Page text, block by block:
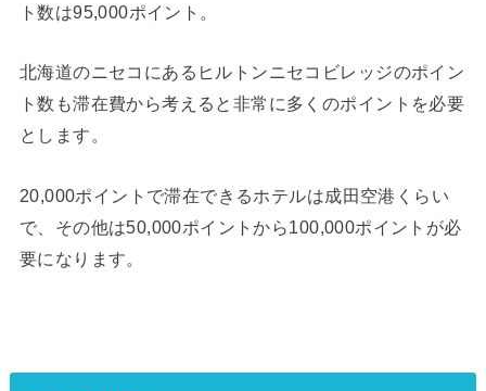
ト数は95,000ポイント。
北海道のニセコにあるヒルトンニセコビレッジのポイン
ト数も滞在費から考えると非常に多くのポイントを必要
とします。
20,000ポイントで滞在できるホテルは成田空港くらい
で、その他は50,000ポイントから100,000ポイントが必
要になります。